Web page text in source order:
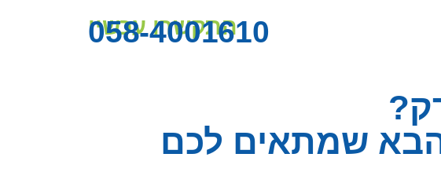
התקשרו עכשיו
058-4001610
שמתאים לכם